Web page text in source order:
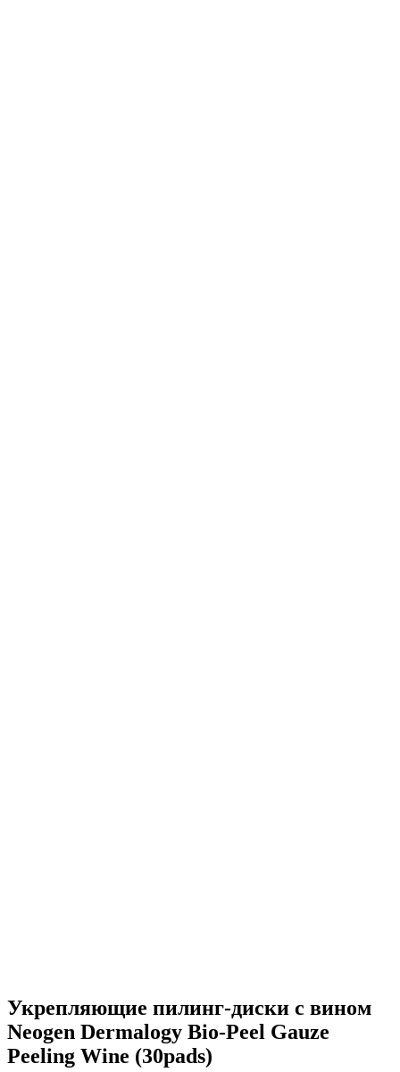
Укрепляющие пилинг-диски с вином
Neogen Dermalogy Bio-Peel Gauze
Peeling Wine (30pads)